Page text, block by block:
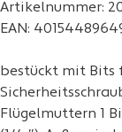
Artikelnummer:
EAN:
bestückt mit Bits
Flügelmuttern 1